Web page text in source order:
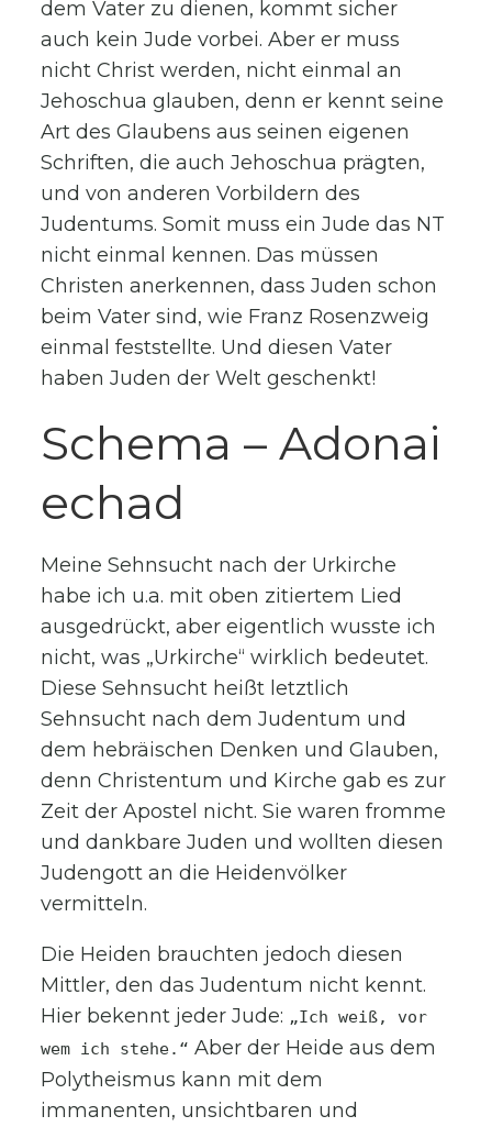
dem Vater zu dienen, kommt sicher
auch kein Jude vorbei. Aber er muss
nicht Christ werden, nicht einmal an
Jehoschua glauben, denn er kennt seine
Art des Glaubens aus seinen eigenen
Schriften, die auch Jehoschua prägten,
und von anderen Vorbildern des
Judentums. Somit muss ein Jude das NT
nicht einmal kennen. Das müssen
Christen anerkennen, dass Juden schon
beim Vater sind, wie Franz Rosenzweig
einmal feststellte. Und diesen Vater
haben Juden der Welt geschenkt!
Schema – Adonai
echad
Meine Sehnsucht nach der Urkirche
habe ich u.a. mit oben zitiertem Lied
ausgedrückt, aber eigentlich wusste ich
nicht, was „Urkirche“ wirklich bedeutet.
Diese Sehnsucht heißt letztlich
Sehnsucht nach dem Judentum und
dem hebräischen Denken und Glauben,
denn Christentum und Kirche gab es zur
Zeit der Apostel nicht. Sie waren fromme
und dankbare Juden und wollten diesen
Judengott an die Heidenvölker
vermitteln.
Die Heiden brauchten jedoch diesen
Mittler, den das Judentum nicht kennt.
Hier bekennt jeder Jude: „Ich weiß, vor
wem ich stehe.“ Aber der Heide aus dem
Polytheismus kann mit dem
immanenten, unsichtbaren und